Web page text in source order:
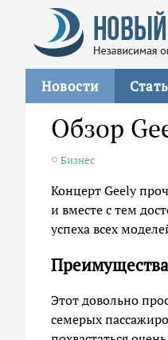
Новости
Обзор
Бизнес
Концерт Geely
и вместе с тем
успеха всех
Этот довольно
семерых